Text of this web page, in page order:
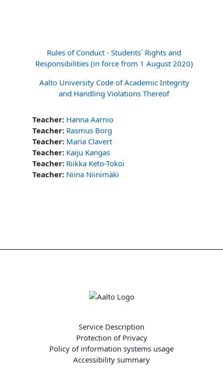
Rules of Conduct - Students´ Rights and
Responsibilities (in force from 1 August 2020)
Aalto University Code of Academic Integrity
and Handling Violations Thereof
Teacher: Hanna Aarnio
Teacher: Rasmus Borg
Teacher: Maria Clavert
Teacher: Kaiju Kangas
Teacher: Riikka Keto-Tokoi
Teacher: Niina Niinimäki
Service Description
Protection of Privacy
Policy of information systems usage
Accessibility summary